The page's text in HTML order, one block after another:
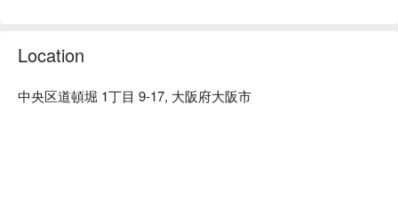
Location
中央区道頓堀 1丁目 9-17, 大阪府大阪市